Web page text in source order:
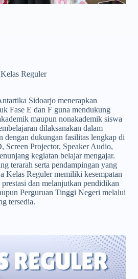
Kelas Reguler
Sidoarjo menerapkan
Fase E dan F guna mendukung
maupun nonakademik siswa
dilaksanakan dalam
dengan dukungan fasilitas lengkap di
Screen Projector, Speaker Audio,
kegiatan belajar mengajar.
terarah serta pendampingan yang
Kelas Reguler memiliki kesempatan
dan melanjutkan pendidikan
Perguruan Tinggi Negeri melalui
tersedia.